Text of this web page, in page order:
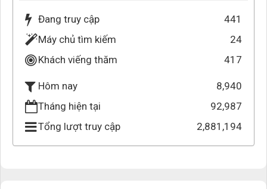
Đang truy cập
441
Máy chủ tìm kiếm
24
Khách viếng thăm
417
Hôm nay
8,940
Tháng hiện tại
92,987
Tổng lượt truy cập
2,881,194